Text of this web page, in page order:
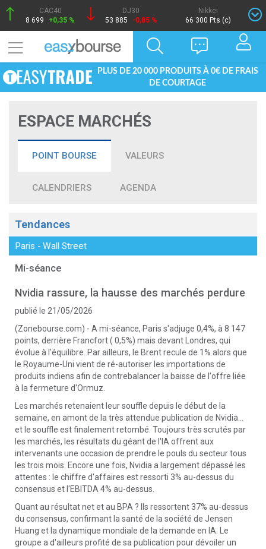
CAC40
8 699
+0,35 %
DJ30
53 885
-0,85 %
Nikkei
66 300 Pts (c)
PLUS DE 20 000 PRODUITS À 0€ DE FRAIS
DE COURTAGE
ESPACE MARCHÉS
POINT BOURSE VALEURS
CALENDRIERS AGENDA
Tendances
Paris - Wall Street
Mi-séance
Nvidia rassure, la hausse des marchés perdure
publié le 21/05/2026
(Zonebourse.com) - A mi-séance, Paris s'adjuge 0,4%, à 8 147
points, derrière Francfort ( 0,5%) mais devant Londres, qui
évolue à l'équilibre. Par ailleurs, le Brent recule de 1% alors que
le Royaume-Uni vient de ré-autoriser les importations de
produits indiens afin de contrebalancer la baisse de l'offre liée
à la fermeture d'Ormuz.
Les marchés retenaient leur souffle depuis le début de la
semaine, en amont de la très attendue publication de Nvidia...
et le souffle est finalement retombé. Toujours très scrutés par
les marchés, les résultats du géant de l'IA offrent aux
intervenants une occasion de prendre le pouls du secteur tous
les trois mois. Encore une fois, Nvidia a largement dépassé les
attentes : le chiffre d'affaires est ressorti 3% au-dessus du
consensus et l'EBITDA 4% au-dessus.
Quant au résultat net et au BPA ? Ils ressortent 37% au-dessus
du consensus, confirmant la santé de la société de Jensen
Huang et la dynamique mondiale de la demande en IA. Le
groupe a d'ailleurs profité de sa publication pour dévoiler un